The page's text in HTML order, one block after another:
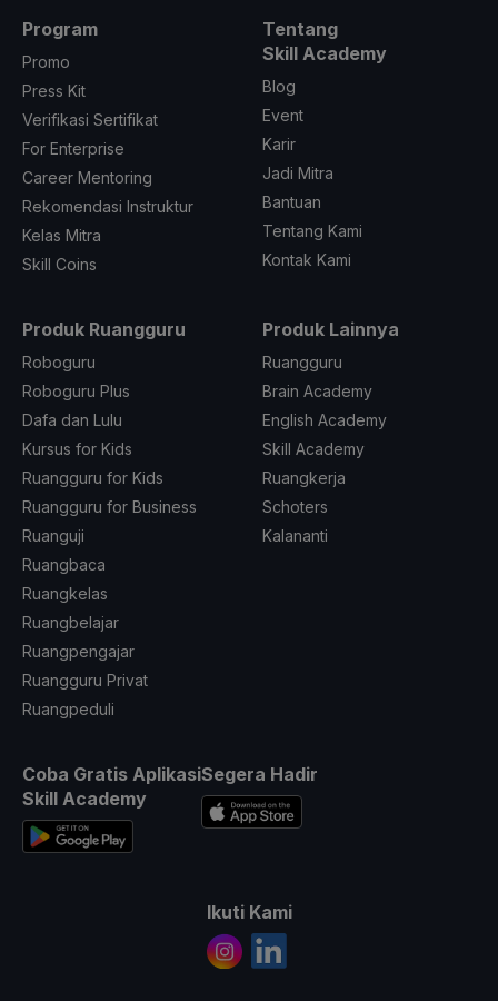
Program
Promo
Press Kit
Verifikasi Sertifikat
For Enterprise
Career Mentoring
Rekomendasi Instruktur
Kelas Mitra
Skill Coins
Tentang
Skill Academy
Blog
Event
Karir
Jadi Mitra
Bantuan
Tentang Kami
Kontak Kami
Produk Ruangguru
Roboguru
Roboguru Plus
Dafa dan Lulu
Kursus for Kids
Ruangguru for Kids
Ruangguru for Business
Ruanguji
Ruangbaca
Ruangkelas
Ruangbelajar
Ruangpengajar
Ruangguru Privat
Ruangpeduli
Produk Lainnya
Ruangguru
Brain Academy
English Academy
Skill Academy
Ruangkerja
Schoters
Kalananti
Coba Gratis Aplikasi
Skill Academy
Segera Hadir
Ikuti Kami